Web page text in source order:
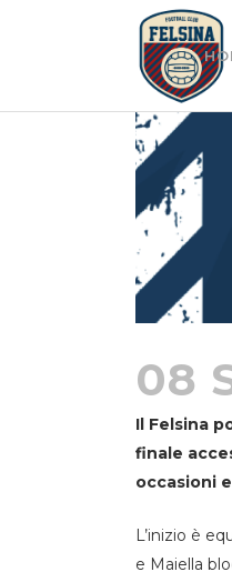
08
Il Felsina
finale
occasioni
L’inizio è
e Maiella